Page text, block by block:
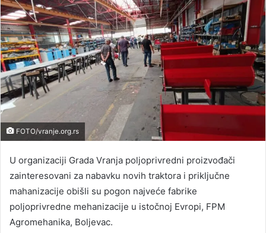
FOTO/vranje.org.rs
U organizaciji Grada Vranja poljoprivredni proizvođači
zainteresovani za nabavku novih traktora i priključne
mahanizacije obišli su pogon najveće fabrike
poljoprivredne mehanizacije u istočnoj Evropi, FPM
Agromehanika, Boljevac.